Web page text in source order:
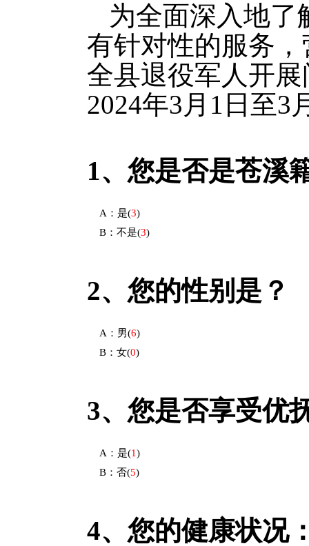
为全面深入地了
有针对性的服务
全县退役军人开
2024年3月1日至3
1、 您是否是苍溪
A：是(3)
B：不是(3)
2、 您的性别是？
A：男(6)
B：女(0)
3、 您是否享受优
A：是(1)
B：否(5)
4、 您的健康状况